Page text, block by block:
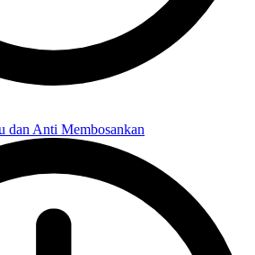
dan Anti Membosankan